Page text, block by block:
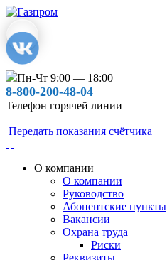
Пн-Чт 9:00 — 18:00
8-800-200-48-04
Телефон горячей линии
Передать показания счётчика
О компании
О компании
Руководство
Абонентские пункты
Вакансии
Охрана труда
Риски
Реквизиты